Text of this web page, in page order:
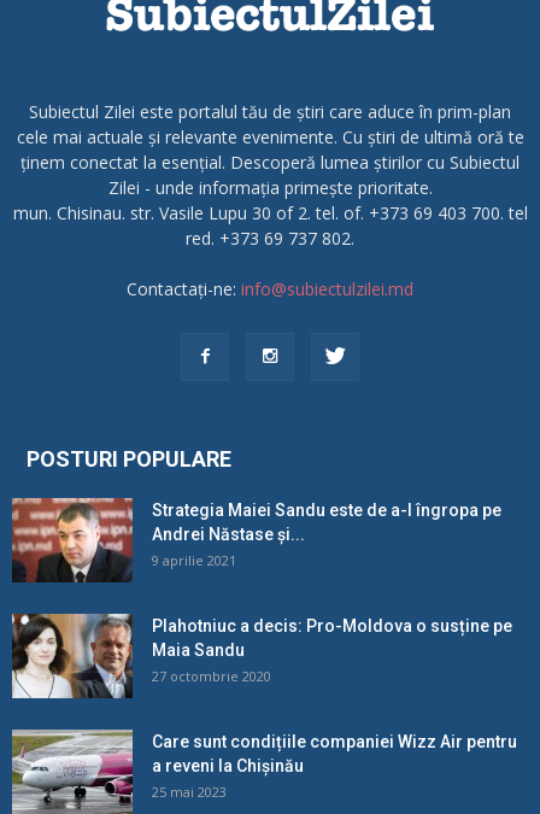
Subiectul Zilei este portalul tău de știri care aduce în prim-plan
cele mai actuale și relevante evenimente. Cu știri de ultimă oră te
ținem conectat la esențial. Descoperă lumea știrilor cu Subiectul
Zilei - unde informația primește prioritate.
mun. Chisinau. str. Vasile Lupu 30 of 2. tel. of. +373 69 403 700. tel
red. +373 69 737 802.
Contactați-ne: info@subiectulzilei.md
POSTURI POPULARE
Strategia Maiei Sandu este de a-l îngropa pe
Andrei Năstase și...
9 aprilie 2021
Plahotniuc a decis: Pro-Moldova o susține pe
Maia Sandu
27 octombrie 2020
Care sunt condițiile companiei Wizz Air pentru
a reveni la Chișinău
25 mai 2023